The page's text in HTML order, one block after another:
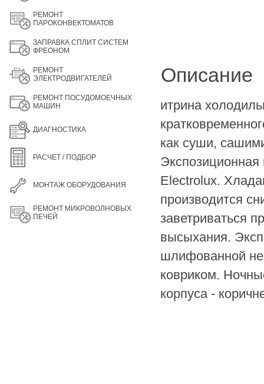
РЕМОНТ
ПАРОКОНВЕКТОМАТОВ
ЗАПРАВКА СПЛИТ СИСТЕМ
ФРЕОНОМ
РЕМОНТ
ЭЛЕКТРОДВИГАТЕЛЕЙ
РЕМОНТ ПОСУДОМОЕЧНЫХ
МАШИН
ДИАГНОСТИКА
РАСЧЕТ / ПОДБОР
МОНТАЖ ОБОРУДОВАНИЯ
РЕМОНТ МИКРОВОЛНОВЫХ
ПЕЧЕЙ
Описание
итрина
как суши,
Electrolux.
производится
заветриваться
высыхания.
шлифованной
ковриком.
корпуса -